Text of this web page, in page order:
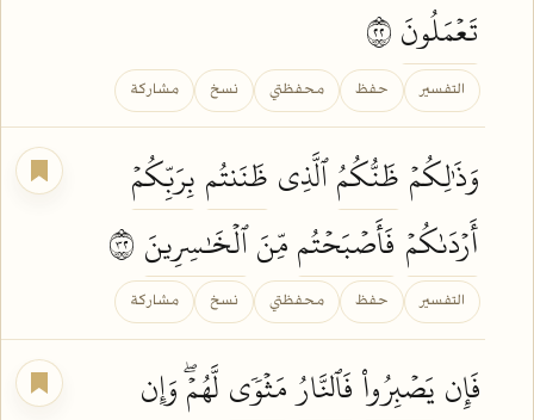
تَعۡمَلُونَ
التفسير حفظ محفظتي نسخ مشاركة
وَذَٰلِكُمۡ ظَنُّكُمُٱلَّذِي ظَنَنتُم بِرَبِّكُمۡ
أَرۡدَىٰكُمۡ فَأَصۡبَحۡتُممِّنَٱلۡخَٰسِرِينَ
التفسير حفظ محفظتي نسخ مشاركة
فَإِن يَصۡبِرُواْ فَٱلنَّارُمَثۡوٗى لَّهُمۡۖ وَإِن